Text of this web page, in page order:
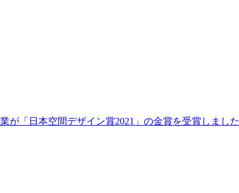
「日本空間デザイン賞2021」の金賞を受賞しました